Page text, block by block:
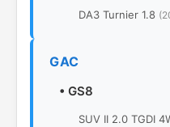
DA3 Turnier 1.8
GAC
• GS8
SUV II 2.0 TGDI